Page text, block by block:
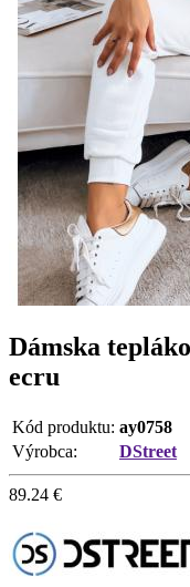
Dámska
ecru
Kód produktu: ay0758
Výrobca:
DStreet
89.24 €